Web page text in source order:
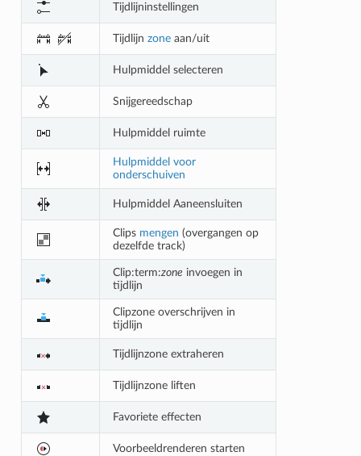
Tijdlijninstellingen
Tijdlijn zoneaan/uit
Hulpmiddel selecteren
Snijgereedschap
Hulpmiddel ruimte
Hulpmiddel voor
onderschuiven
Hulpmiddel Aaneensluiten
Clips mengen (overgangen op
dezelfde track)
Clip:term:zone invoegen in
tijdlijn
Clipzone overschrijven in
tijdlijn
Tijdlijnzone extraheren
Tijdlijnzone liften
Favoriete effecten
Voorbeeldrenderen starten